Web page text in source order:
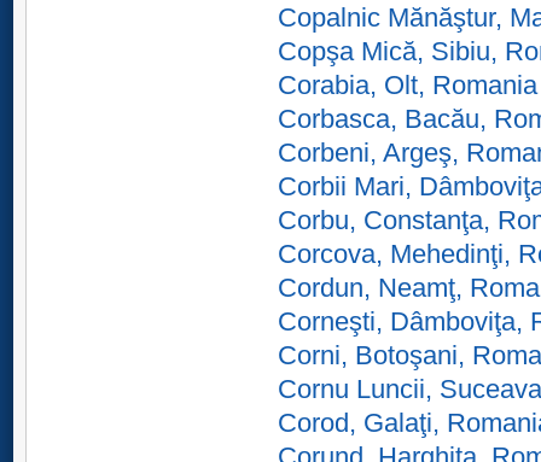
Copalnic Mănăştur,
Copşa Mică, Sibiu,
Corabia, Olt, Romania
Corbasca, Bacău,
Corbeni, Argeş,
Corbii Mari,
Corbu, Constanţa,
Corcova, Mehedinţi,
Cordun, Neamţ,
Corneşti, Dâmboviţa,
Corni, Botoşani,
Cornu Luncii,
Corod, Galaţi,